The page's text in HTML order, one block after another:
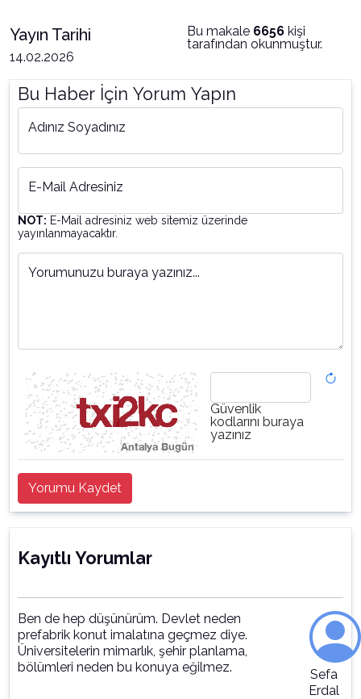
Yayın Tarihi
14.02.2026
Bu makale 6656 kişi
tarafından okunmuştur.
Bu Haber İçin Yorum Yapın
Adınız Soyadınız
E-Mail Adresiniz
NOT: E-Mail adresiniz web sitemiz üzerinde
yayınlanmayacaktır.
Yorumunuzu buraya yazınız...
Güvenlik
kodlarını buraya
yazınız
Yorumu Kaydet
Kayıtlı Yorumlar
Ben de hep düşünürüm. Devlet neden
prefabrik konut imalatına geçmez diye.
Üniversitelerin mimarlık, şehir planlama,
bölümleri neden bu konuya eğilmez.
Sefa
Erdal